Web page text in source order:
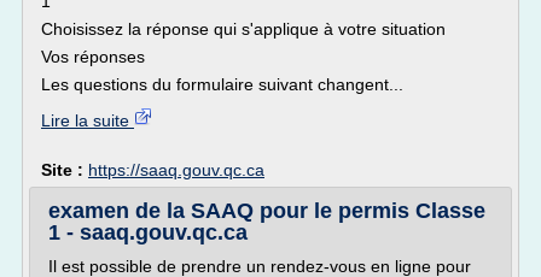
Choisissez la réponse qui s'applique à votre situation
Vos réponses
Les questions du formulaire suivant changent...
Lire la suite
Site : https://saaq.gouv.qc.ca
examen de la SAAQ pour le permis Classe
1 - saaq.gouv.qc.ca
Il est possible de prendre un rendez-vous en ligne pour